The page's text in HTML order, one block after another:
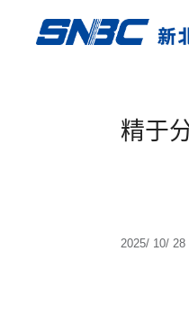
精于
2025/ 10/ 28